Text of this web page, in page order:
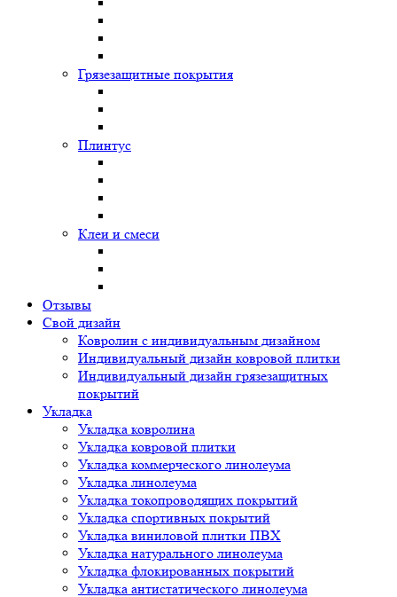
Грязезащитные покрытия
Плинтус
Клеи и смеси
Отзывы
Свой дизайн
Ковролин с индивидуальным дизайном
Индивидуальный дизайн ковровой плитки
Индивидуальный дизайн грязезащитных
покрытий
Укладка
Укладка ковролина
Укладка ковровой плитки
Укладка коммерческого линолеума
Укладка линолеума
Укладка токопроводящих покрытий
Укладка спортивных покрытий
Укладка виниловой плитки ПВХ
Укладка натурального линолеума
Укладка флокированных покрытий
Укладка антистатического линолеума